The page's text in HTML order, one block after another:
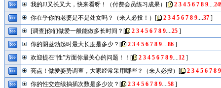
2 3 4 5 6 7 8 9....17 ]
我的JJ又长又大，快来看呀！（付费会员练习成果） [ 2 3 4 5 6 7 8 9....
你在乎你的老婆是不是处女吗？（来人必投！） [ 2 3 4 5 6 7 8 9....37]
[调查]你们做爱一般能做多长时间？ [ 2 3 4 5 6 7 8 9....25]
你的阴茎勃起时最大长度是多少？ [ 2 3 4 5 6 7 8 9....86]
欢迎提在“性”方面你最关心的问题！！ [ 2 3 4 5 6 7 8 9....12]
亮点！做爱姿势调查，大家经常采用哪些？（来人必投） [ 2 3 4 5 6 7 8 9
你的性交连续抽插次数是多少次？ [ 2 3 4 5 6 7 8 9....58]